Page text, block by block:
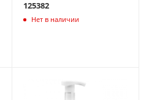
125382
Нет в наличии